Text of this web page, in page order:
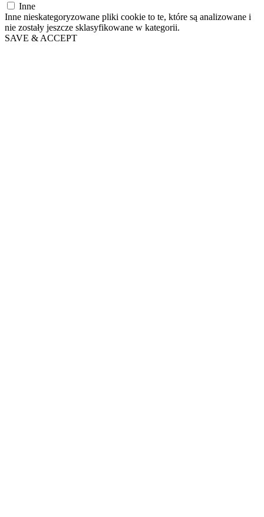
Inne
Inne nieskategoryzowane pliki cookie to te, które są analizowane i
nie zostały jeszcze sklasyfikowane w kategorii.
SAVE & ACCEPT